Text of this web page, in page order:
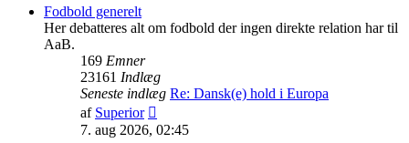
indlæg
Fodbold generelt
Her debatteres alt om fodbold der ingen direkte relation har til
AaB.
169 Emner
23161 Indlæg
Seneste indlæg Re: Dansk(e) hold i Europa
af Superior
det
7. aug 2026, 02:45